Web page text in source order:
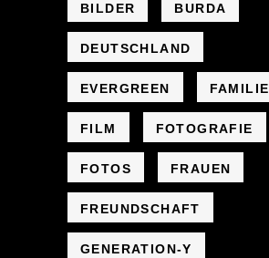
BILDER BURDA
DEUTSCHLAND
EVERGREEN FAMILIE
FILM FOTOGRAFIE
FOTOS FRAUEN
FREUNDSCHAFT
GENERATION-Y